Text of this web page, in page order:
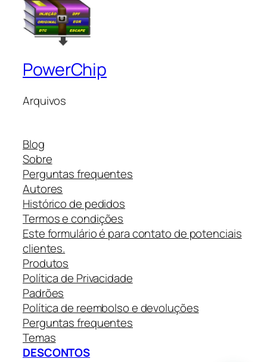
PowerChip
Arquivos
Blog
Sobre
Perguntas frequentes
Autores
Histórico de pedidos
Termos e condições
Este formulário é para contato de potenciais
clientes.
Produtos
Política de Privacidade
Padrões
Política de reembolso e devoluções
Perguntas frequentes
Temas
DESCONTOS